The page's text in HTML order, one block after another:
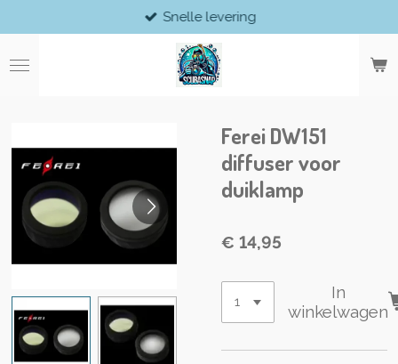
direct
naar
de
Snelle levering
Ferei DW151
diffuser voor
duiklamp
€ 14,95
In
winkelwagen